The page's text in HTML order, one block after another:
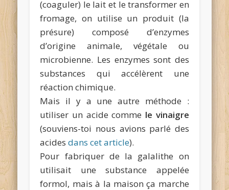
(coaguler) le lait et le transformer en
fromage, on utilise un produit (la
présure) composé d’enzymes
d’origine animale, végétale ou
microbienne. Les enzymes sont des
substances qui accélèrent une
réaction chimique.
Mais il y a une autre méthode :
utiliser un acide comme le vinaigre
(souviens-toi nous avions parlé des
acidesdans cet article).
Pour fabriquer de la galalithe on
utilisait une substance appelée
formol, mais à la maison ça marche